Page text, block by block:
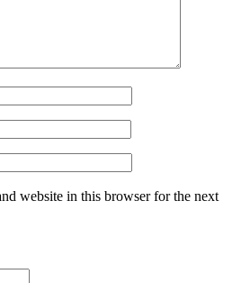
website in this browser for the next